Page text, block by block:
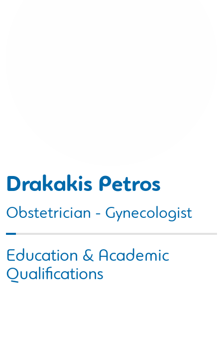
Drakakis Petros
Obstetrician - Gynecologist
Education & Academic
Qualifications